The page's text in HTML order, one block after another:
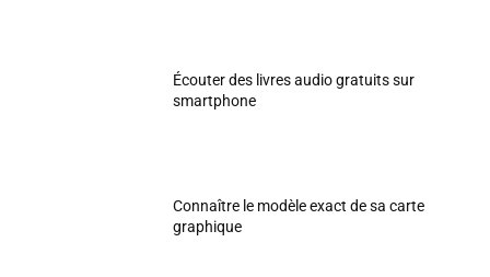
Écouter des livres audio gratuits sur
smartphone
Connaître le modèle exact de sa carte
graphique